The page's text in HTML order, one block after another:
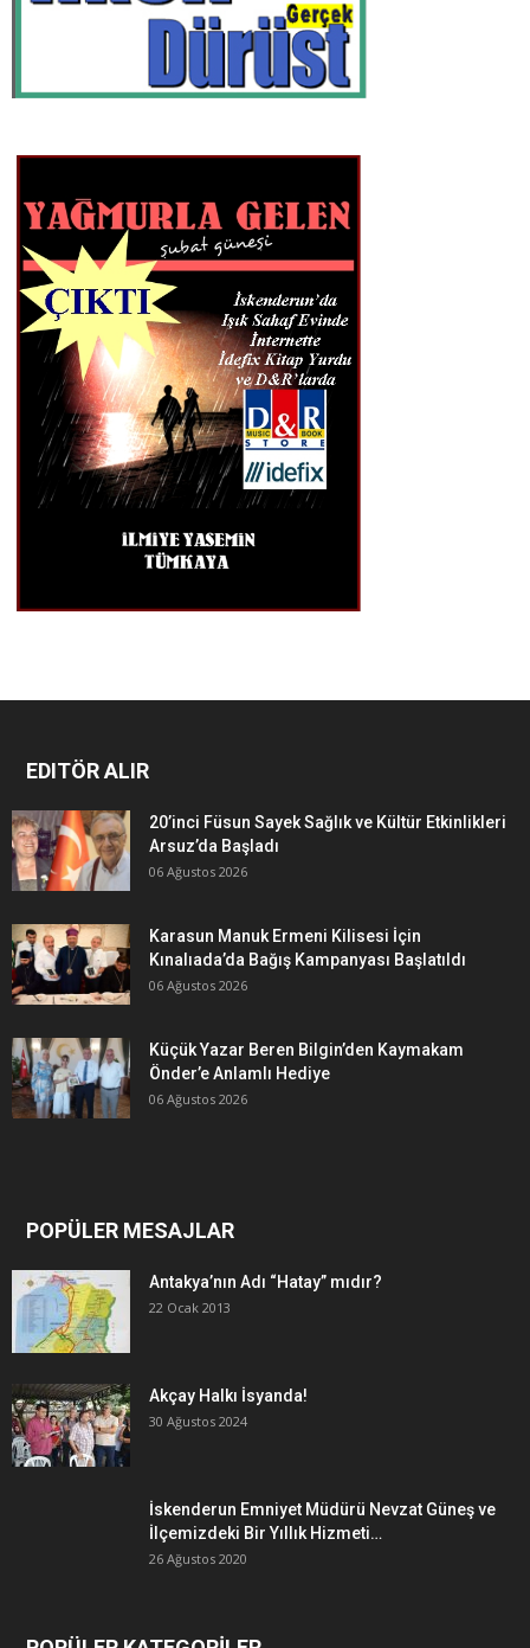
EDITÖR ALIR
20’inci Füsun Sayek Sağlık ve Kültür Etkinlikleri
Arsuz’da Başladı
06 Ağustos 2026
Karasun Manuk Ermeni Kilisesi İçin
Kınalıada’da Bağış Kampanyası Başlatıldı
06 Ağustos 2026
Küçük Yazar Beren Bilgin’den Kaymakam
Önder’e Anlamlı Hediye
06 Ağustos 2026
POPÜLER MESAJLAR
Antakya’nın Adı “Hatay” mıdır?
22 Ocak 2013
Akçay Halkı İsyanda!
30 Ağustos 2024
İskenderun Emniyet Müdürü Nevzat Güneş ve
İlçemizdeki Bir Yıllık Hizmeti…
26 Ağustos 2020